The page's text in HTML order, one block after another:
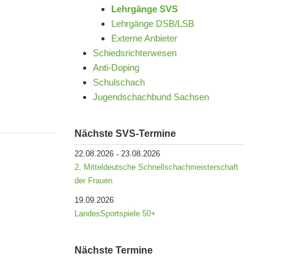
Lehrgänge SVS
Lehrgänge DSB/LSB
Externe Anbieter
Schiedsrichterwesen
Anti-Doping
Schulschach
Jugendschachbund Sachsen
Nächste SVS-Termine
22.08.2026- 23.08.2026
2. Mitteldeutsche Schnellschachmeisterschaft
der Frauen
19.09.2026
LandesSportspiele 50+
Nächste Termine